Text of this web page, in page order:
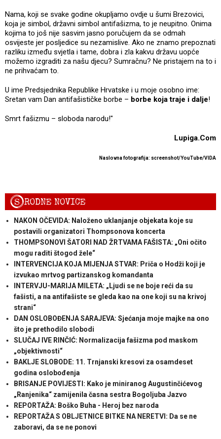
Nama, koji se svake godine okupljamo ovdje u šumi Brezovici,
koja je simbol, državni simbol antifašizma, to je neupitno. Onima
kojima to još nije sasvim jasno poručujem da se odmah
osvijeste jer posljedice su nezamislive. Ako ne znamo prepoznati
razliku između svjetla i tame, dobra i zla kakvu državu uopće
možemo izgraditi za našu djecu? Sumračnu? Ne pristajem na to i
ne prihvaćam to.
U ime Predsjednika Republike Hrvatske i u moje osobno ime:
Sretan vam Dan antifašističke borbe – borbe koja traje i dalje!
Smrt fašizmu – sloboda narodu!"
Lupiga.Com
Naslovna fotografija: screenshot/YouTube/VIDA
SRODNE NOVICE
NAKON OČEVIDA: Naloženo uklanjanje objekata koje su
postavili organizatori Thompsonova koncerta
THOMPSONOVI ŠATORI NAD ŽRTVAMA FAŠISTA: „Oni očito
mogu raditi štogod žele“
INTERVENCIJA KOJA MIJENJA STVAR: Priča o Hodži koji je
izvukao mrtvog partizanskog komandanta
INTERVJU-MARIJA MILETA: „Ljudi se ne boje reći da su
fašisti, a na antifašiste se gleda kao na one koji su na krivoj
strani“
DAN OSLOBOĐENJA SARAJEVA: Sjećanja moje majke na ono
što je prethodilo slobodi
SLUČAJ IVE RINČIĆ: Normalizacija fašizma pod maskom
„objektivnosti“
BAKLJE SLOBODE: 11. Trnjanski kresovi za osamdeset
godina oslobođenja
BRISANJE POVIJESTI: Kako je miniranog Augustinčićevog
„Ranjenika“ zamijenila časna sestra Bogoljuba Jazvo
REPORTAŽA: Boško Buha - Heroj bez naroda
REPORTAŽA S OBLJETNICE BITKE NA NERETVI: Da se ne
zaboravi, da se ne ponovi